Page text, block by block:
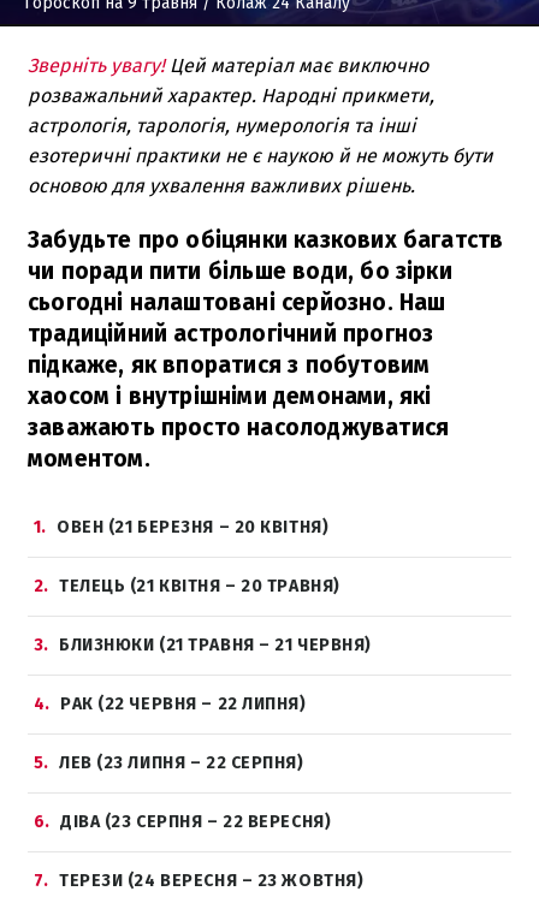
Зверніть увагу! Цей матеріал має виключно
розважальний характер. Народні прикмети,
астрологія, тарологія, нумерологія та інші
езотеричні практики не є наукою й не можуть бути
основою для ухвалення важливих рішень.
Забудьте про обіцянки казкових багатств
чи поради пити більше води, бо зірки
сьогодні налаштовані серйозно. Наш
традиційний астрологічний прогноз
підкаже, як впоратися з побутовим
хаосом і внутрішніми демонами, які
заважають просто насолоджуватися
моментом.
1 ОВЕН (21 БЕРЕЗНЯ – 20 КВІТНЯ)
2 ТЕЛЕЦЬ (21 КВІТНЯ – 20 ТРАВНЯ)
3 БЛИЗНЮКИ (21 ТРАВНЯ – 21 ЧЕРВНЯ)
4 РАК (22 ЧЕРВНЯ – 22 ЛИПНЯ)
5 ЛЕВ (23 ЛИПНЯ – 22 СЕРПНЯ)
6 ДІВА (23 СЕРПНЯ – 22 ВЕРЕСНЯ)
7 ТЕРЕЗИ (24 ВЕРЕСНЯ – 23 ЖОВТНЯ)